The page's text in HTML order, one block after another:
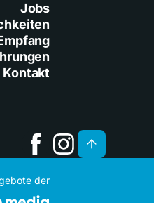
Jobs
Kontakt
der